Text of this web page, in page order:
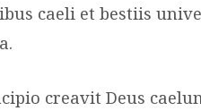
caeli et bestiis
creavit Deus